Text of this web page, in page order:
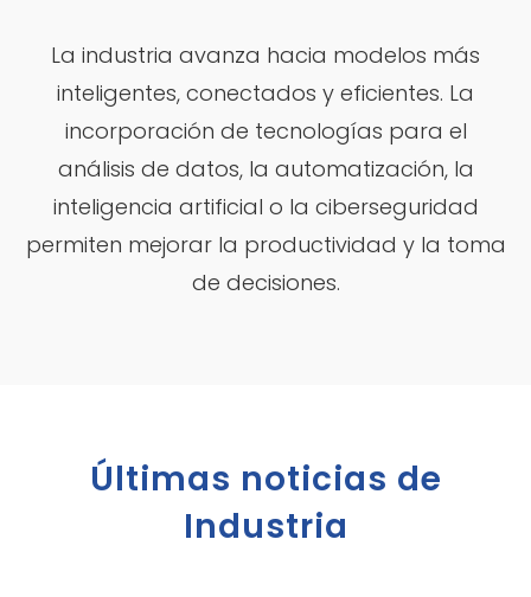
La industria avanza hacia modelos más
inteligentes, conectados y eficientes. La
incorporación de tecnologías para el
análisis de datos, la automatización, la
inteligencia artificial o la ciberseguridad
permiten mejorar la productividad y la toma
de decisiones.
Últimas noticias de
Industria